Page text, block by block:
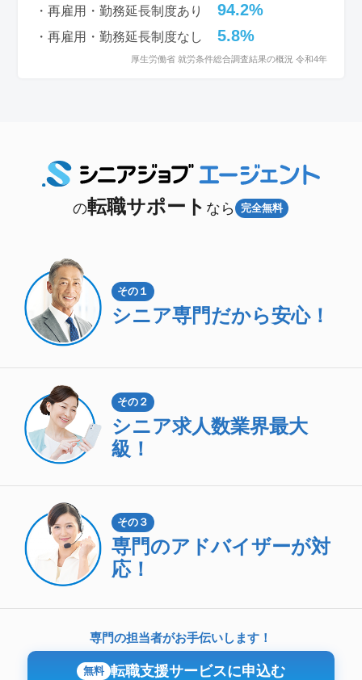
・再雇用・勤務延長制度あり 94.2%
・再雇用・勤務延長制度なし 5.8%
厚生労働省 就労条件総合調査結果の概況 令和4年
の転職サポート なら 完全無料
その１
シニア専門だから安心！
その２
シニア求人数業界最大
級！
その３
専門のアドバイザーが対
応！
専門の担当者がお手伝いします！
無料 転職支援サービスに申込む